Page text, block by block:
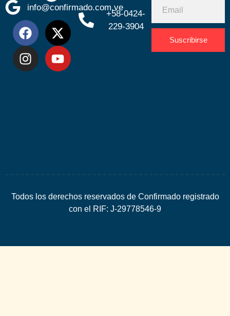
info@confirmado.com.ve
+58-0424-
229-3904
Suscribirse
Todos los derechos reservados de Confirmado registrado
con el RIF: J-29778546-9